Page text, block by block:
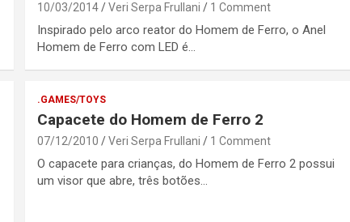
10/03/2014 Veri Serpa Frullani 1 Comment
Inspirado pelo arco reator do Homem de Ferro, o Anel
Homem de Ferro com LED é…
.GAMES/TOYS
Capacete do Homem de Ferro 2
07/12/2010 Veri Serpa Frullani 1 Comment
O capacete para crianças, do Homem de Ferro 2 possui
um visor que abre, três botões…